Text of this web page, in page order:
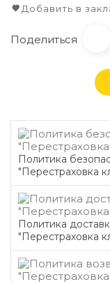
Добавить в
Поделиться
Политика
"Перестраховка
Политика
"Перестраховка